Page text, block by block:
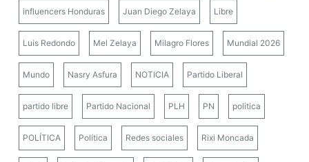
influencers Honduras Juan Diego Zelaya Libre
Luis Redondo Mel Zelaya Milagro Flores Mundial 2026
Mundo Nasry Asfura NOTICIA Partido Liberal
partido libre Partido Nacional PLH PN politica
POLÍTICA Política Redes sociales Rixi Moncada